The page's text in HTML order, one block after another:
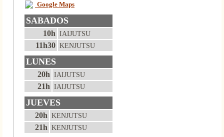
Google Maps
SABADOS
10h IAIJUTSU
11h30 KENJUTSU
LUNES
20h IAIJUTSU
21h IAIJUTSU
JUEVES
20h KENJUTSU
21h KENJUTSU